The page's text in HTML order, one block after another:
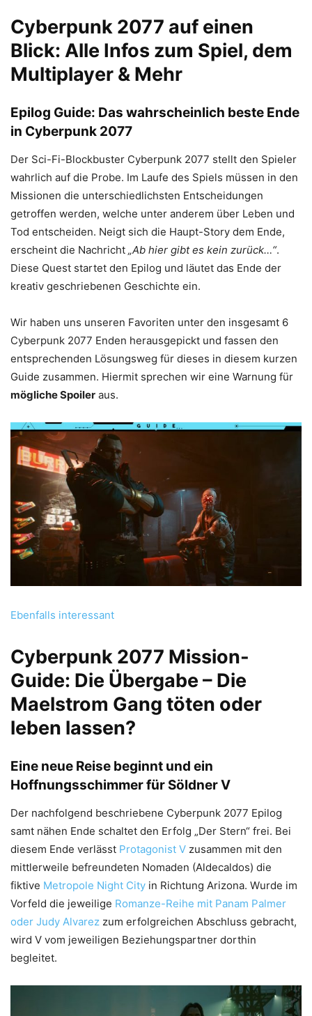
Cyberpunk 2077 auf einen
Blick: Alle Infos zum Spiel, dem
Multiplayer & Mehr
Epilog Guide: Das wahrscheinlich beste Ende
in Cyberpunk 2077
Der Sci-Fi-Blockbuster Cyberpunk 2077 stellt den Spieler
wahrlich auf die Probe. Im Laufe des Spiels müssen in den
Missionen die unterschiedlichsten Entscheidungen
getroffen werden, welche unter anderem über Leben und
Tod entscheiden. Neigt sich die Haupt-Story dem Ende,
erscheint die Nachricht „Ab hier gibt es kein zurück…“.
Diese Quest startet den Epilog und läutet das Ende der
kreativ geschriebenen Geschichte ein.
Wir haben uns unseren Favoriten unter den insgesamt 6
Cyberpunk 2077 Enden herausgepickt und fassen den
entsprechenden Lösungsweg für dieses in diesem kurzen
Guide zusammen. Hiermit sprechen wir eine Warnung für
mögliche Spoiler aus.
Ebenfalls interessant
Cyberpunk 2077 Mission-
Guide: Die Übergabe – Die
Maelstrom Gang töten oder
leben lassen?
Eine neue Reise beginnt und ein
Hoffnungsschimmer für Söldner V
Der nachfolgend beschriebene Cyberpunk 2077 Epilog
samt nähen Ende schaltet den Erfolg „Der Stern“ frei. Bei
diesem Ende verlässt Protagonist V zusammen mit den
mittlerweile befreundeten Nomaden (Aldecaldos) die
fiktive Metropole Night City in Richtung Arizona. Wurde im
Vorfeld die jeweilige Romanze-Reihe mit Panam Palmer
oder Judy Alvarez zum erfolgreichen Abschluss gebracht,
wird V vom jeweiligen Beziehungspartner dorthin
begleitet.